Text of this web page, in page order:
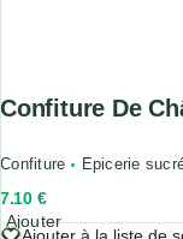
Confiture De
Confiture Epicerie
7.10 €
Ajouter à la liste de
Ajouter